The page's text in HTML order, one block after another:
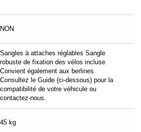
NON
Sangles à attaches réglables Sangle
robuste de fixation des vélos incluse
Convient également aux berlines
Consultez le Guide (ci-dessous) pour la
compatibilité de votre véhicule ou
contactez-nous.
45 kg